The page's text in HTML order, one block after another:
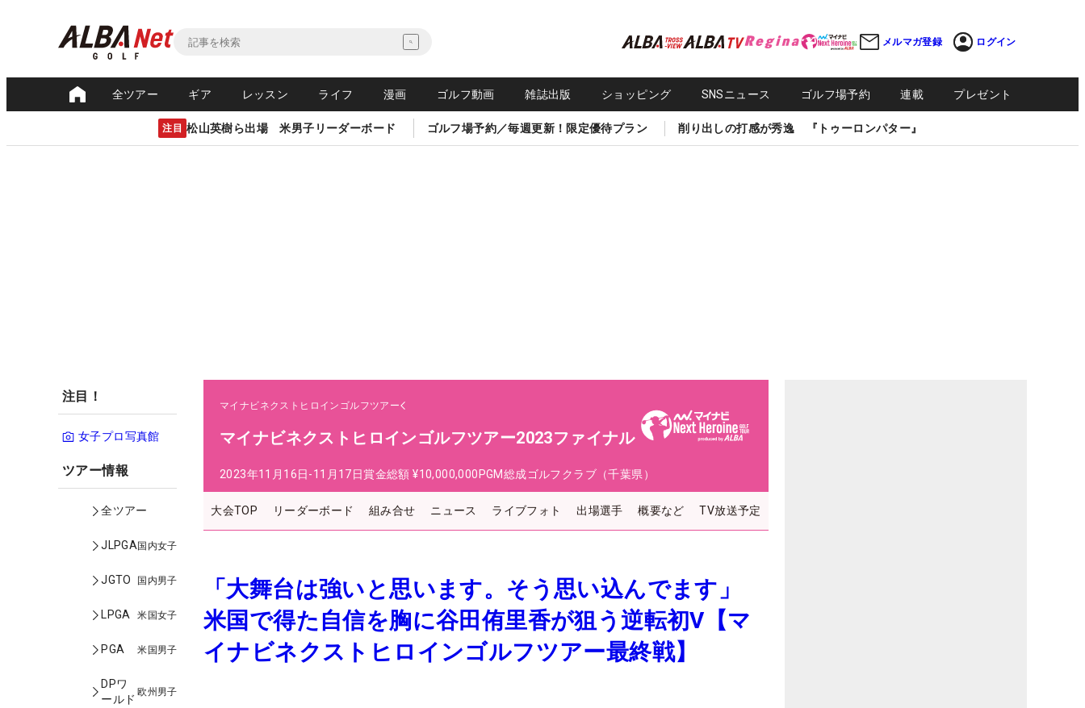
メルマガ登録 ログイン
全ツアー ギア レッスン ライフ 漫画 ゴルフ動画 雑誌出版 ショッピング SNSニュース ゴルフ場予約 連載 プレゼント
注目 松山英樹ら出場 米男子リーダーボード ゴルフ場予約／毎週更新！限定優待プラン 削り出しの打感が秀逸 『トゥーロンパター』
注目！
女子プロ写真館
ツアー情報
全ツアー
JLPGA国内女子
JGTO 国内男子
LPGA 米国女子
PGA 米国男子
DPワ
ールド
欧州男子
マイナビネクストヒロインゴルフツアー
マイナビネクストヒロインゴルフツアー2023ファイナル
2023年11月16日-11月17日賞金総額 ¥10,000,000PGM総成ゴルフクラブ（千葉県）
大会TOP リーダーボード 組み合せ ニュース ライブフォト 出場選手 概要など TV放送予定
「大舞台は強いと思います。そう思い込んでます」
米国で得た自信を胸に谷田侑里香が狙う逆転初V【マ
イナビネクストヒロインゴルフツアー最終戦】